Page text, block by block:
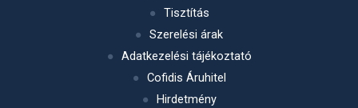
Tisztítás
Szerelési árak
Adatkezelési tájékoztató
Cofidis Áruhitel
Hirdetmény